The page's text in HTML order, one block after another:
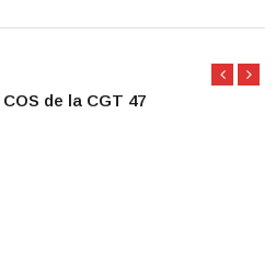
de la CGT 47